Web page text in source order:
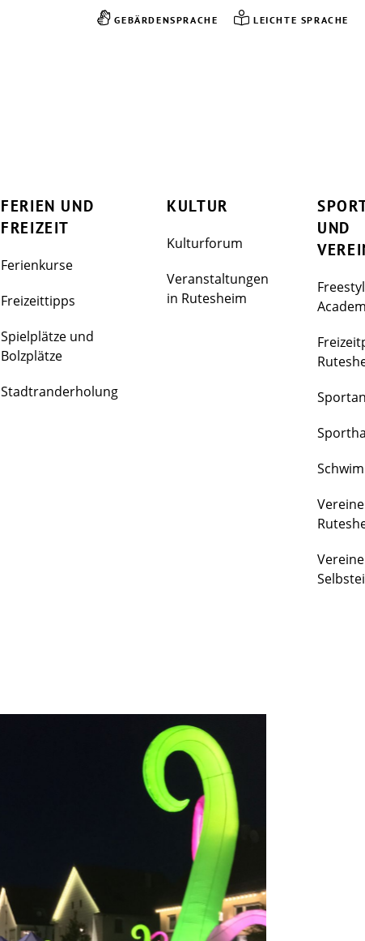
GEBÄRDENSPRACHE LEICHTE SPRACHE
FERIEN UND
FREIZEIT
Ferienkurse
Freizeittipps
Spielplätze und
Bolzplätze
Stadtranderholung
KULTUR
Kulturforum
Veranstaltungen
in Rutesheim
UND
Vereine